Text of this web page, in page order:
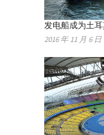
发电船成为土
2016 年 11 月 6 日